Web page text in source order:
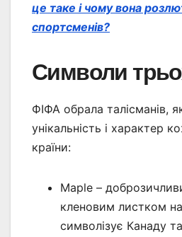
це таке і чому вона
спортсменів?
Символи
ФІФА обрала талісманів,
унікальність і характер
країни:
Maple –
кленовим листком
символізує Канаду